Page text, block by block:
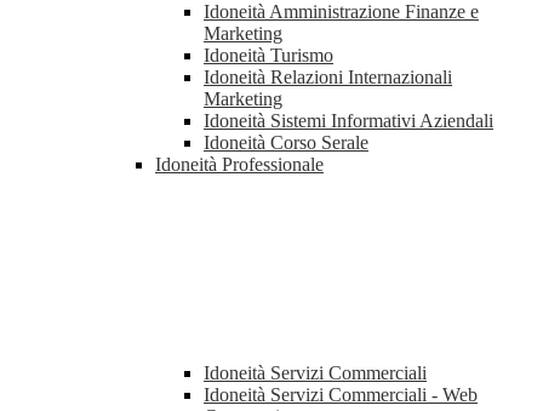
Idoneità Amministrazione Finanze e
Marketing
Idoneità Turismo
Idoneità Relazioni Internazionali
Marketing
Idoneità Sistemi Informativi Aziendali
Idoneità Corso Serale
Idoneità Professionale
Idoneità Servizi Commerciali
Idoneità Servizi Commerciali - Web